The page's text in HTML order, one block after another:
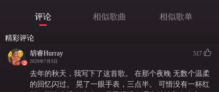
这离散模糊而自然
安静得悲伤又浪漫
评论 相似歌曲 相似歌单
精彩评论
胡睿Hurray
2020年7月3日
517
去年的秋天，我写下了这首歌。 在那个夜晚 无数个温柔
的回忆闪过。 晃了一眼手表，三点半。 可惜没有一杯红